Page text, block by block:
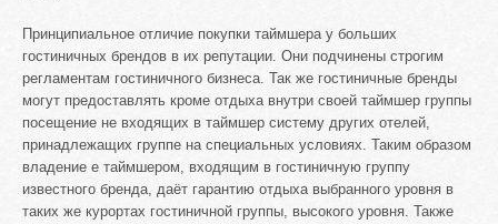
Принципиальное отличие покупки таймшера у больших
гостиничных брендов в их репутации. Они подчинены строгим
регламентам гостиничного бизнеса. Так же гостиничные бренды
могут предоставлять кроме отдыха внутри своей таймшер группы
посещение не входящих в таймшер систему других отелей,
принадлежащих группе на специальных условиях. Таким образом
владение е таймшером, входящим в гостиничную группу
известного бренда, даёт гарантию отдыха выбранного уровня в
таких же курортах гостиничной группы, высокого уровня. Также